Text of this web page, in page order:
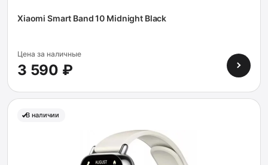
Xiaomi Smart Band 10 Midnight Black
Цена за наличные
3 590 ₽
В наличии